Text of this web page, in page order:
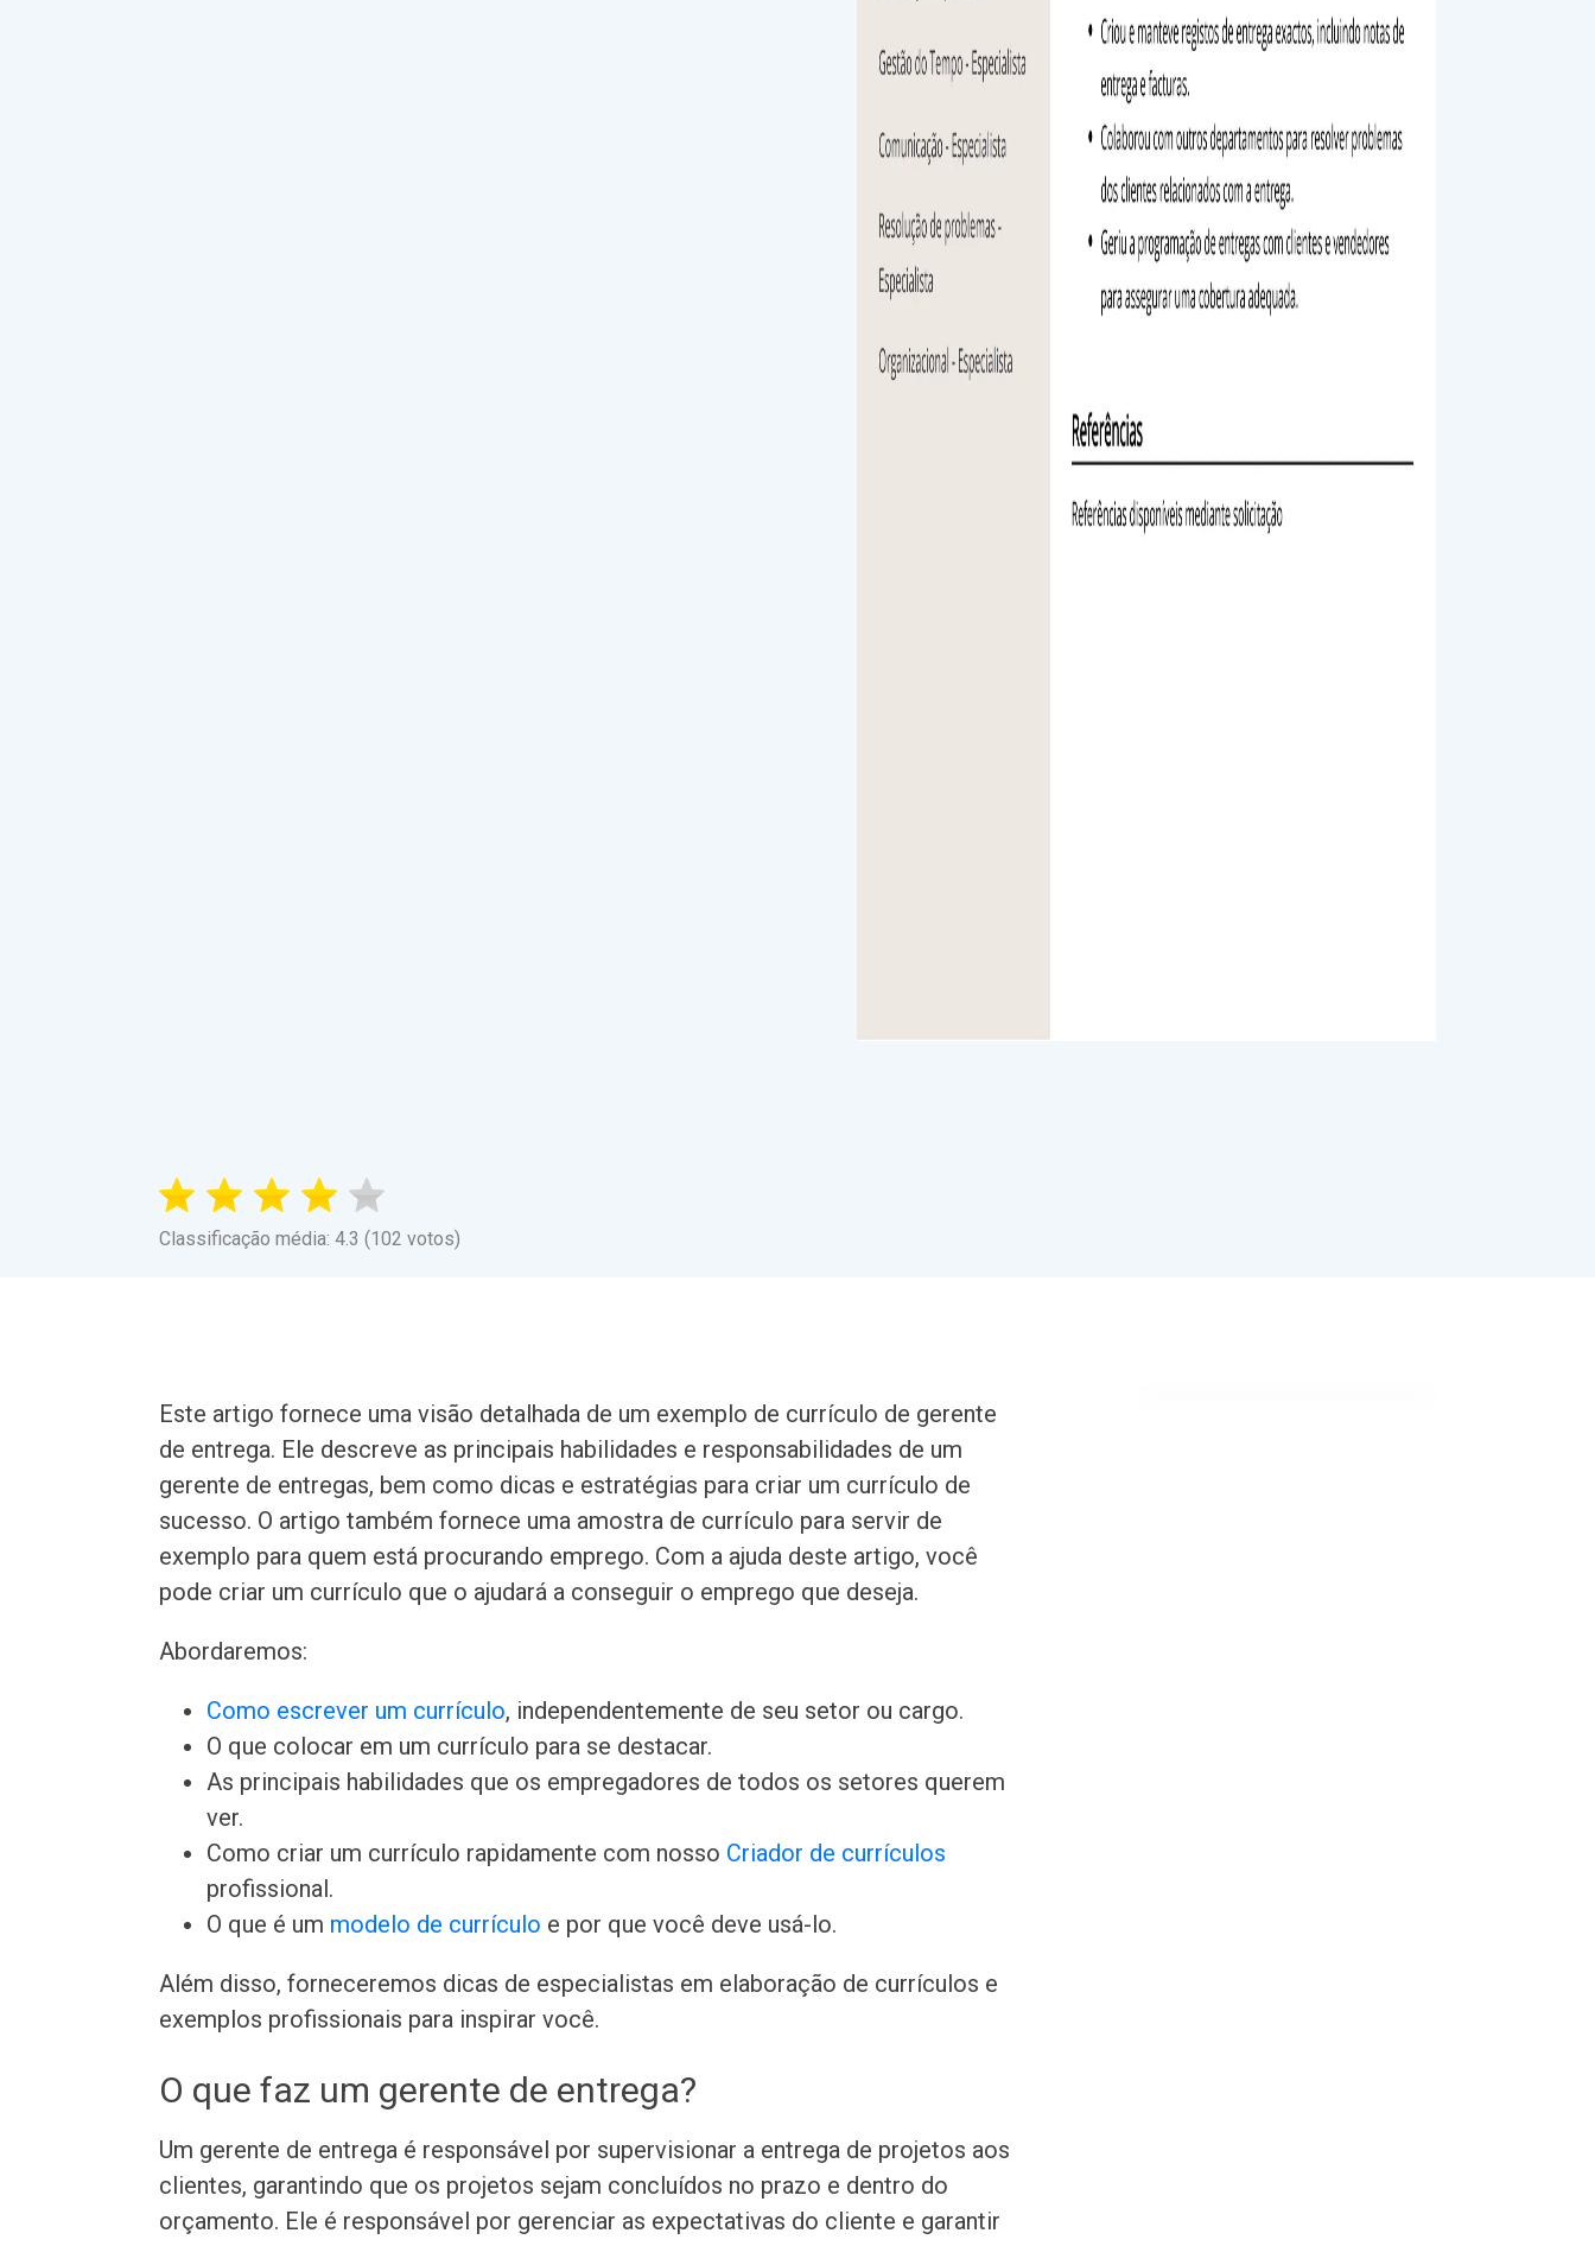
Classificação média: 4.3 (102 votos)
Este artigo fornece uma visão detalhada de um exemplo de currículo de gerente
de entrega. Ele descreve as principais habilidades e responsabilidades de um
gerente de entregas, bem como dicas e estratégias para criar um currículo de
sucesso. O artigo também fornece uma amostra de currículo para servir de
exemplo para quem está procurando emprego. Com a ajuda deste artigo, você
pode criar um currículo que o ajudará a conseguir o emprego que deseja.
Abordaremos:
Como escrever um currículo, independentemente de seu setor ou cargo.
O que colocar em um currículo para se destacar.
As principais habilidades que os empregadores de todos os setores querem
ver.
Como criar um currículo rapidamente com nosso Criador de currículos
profissional.
O que é um modelo de currículo e por que você deve usá-lo.
Além disso, forneceremos dicas de especialistas em elaboração de currículos e
exemplos profissionais para inspirar você.
O que faz um gerente de entrega?
Um gerente de entrega é responsável por supervisionar a entrega de projetos aos
clientes, garantindo que os projetos sejam concluídos no prazo e dentro do
orçamento. Ele é responsável por gerenciar as expectativas do cliente e garantir